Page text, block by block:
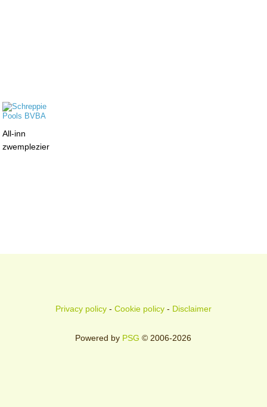
All-inn
zwemplezier
Privacy policy- Cookie policy- Disclaimer
Powered by PSG © 2006-2026